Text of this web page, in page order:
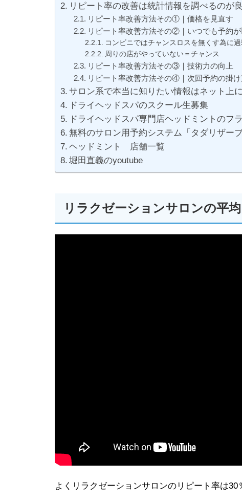
リピート率の改善は統計情報を調べるのが
リピート率改善方法その①｜価格を見直す
リピート率改善方法その②｜いつでも予約
コンビニではチャンスロスを無くす為に
周りの店がやっていない＝チャンス
リピート率改善方法その③｜技術力の向上
リピート率改善方法その④｜次回予約の掛
サロン系で本当に知りたい情報はネット上
ドライヘッドスパのスクール生募集
ドライヘッドスパ専門店ヘッドミントのフ
無料のサロン用予約システム「タダリザーブ
ヘッドミント 店舗一覧
堀田直義のyoutube
リラクゼーションサロンの平
よくリラクゼーションサロンのリピート率は30